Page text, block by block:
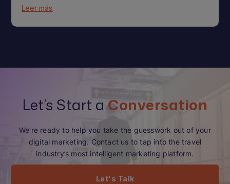
Leer más
Let’s Start a Conversation
We’re ready to help you take the guesswork out of your
digital marketing. Contact us to tap into the travel
industry’s most intelligent marketing platform.
Let's Talk